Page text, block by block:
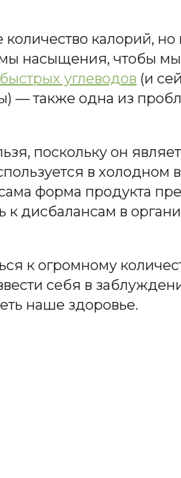
калорий,
насыщения, чтобы
быстрых углеводов (и
— также одна из
поскольку он
в
форма продукта
дисбалансам в
к огромному
себя в
наше здоровье.